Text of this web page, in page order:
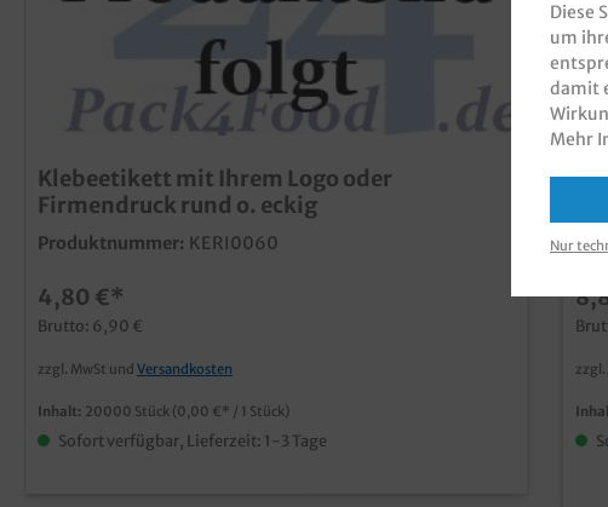
Klebeetikett mit Ihrem Logo oder
Firmendruck rund o. eckig
Produktnummer: KERI0060
4,80 €*
Brutto: 6,90 €
zzgl. MwSt und Versandkosten
Inhalt: 20000 Stück (0,00 €* / 1 Stück)
Sofort verfügbar, Lieferzeit: 1-3 Tage
Diese
um
damit
Mehr
Nur